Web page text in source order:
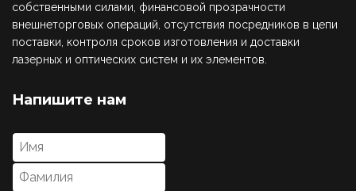
собственными силами, финансовой прозрачности
внешнеторговых операций, отсутствия посредников в цепи
поставки, контроля сроков изготовления и доставки
лазерных и оптических систем и их элементов.
Напишите нам